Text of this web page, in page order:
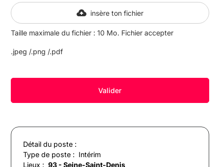
Détail du poste :
Type de poste : Intérim
Lieux : 93 - Seine-Saint-Denis
insère ton fichier
Taille maximale du fichier : 10 Mo. Fichier accepter
.jpeg /.png /.pdf